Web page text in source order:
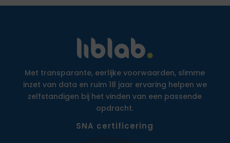
Met transparante, eerlijke voorwaarden, slimme
inzet van data en ruim 18 jaar ervaring helpen we
zelfstandigen bij het vinden van een passende
opdracht.
SNA certificering